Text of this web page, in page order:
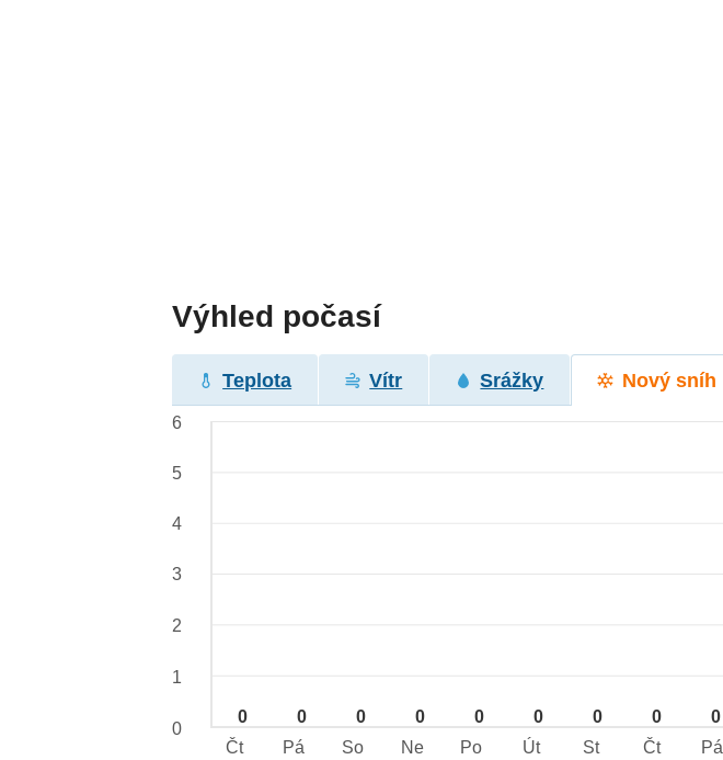
Výhled počasí
Teplota Vítr Srážky Nový sníh
0 0 0 0 0 0 0 0 0
6
5
4
3
2
1
0
Čt
Pá So Ne Po Út St Čt Pá